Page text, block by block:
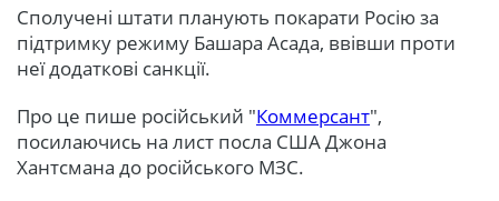
Сполучені штати планують покарати Росію за
підтримку режиму Башара Асада, ввівши проти
неї додаткові санкції.
Про це пише російський "Коммерсант",
посилаючись на лист посла США Джона
Хантсмана до російського МЗС.